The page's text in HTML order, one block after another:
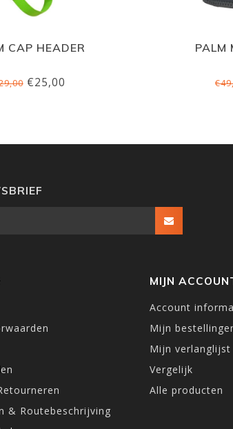
CAP HEADER
€25,00
PALM
& Routebeschrijving
MIJN
Account
Mijn
Mijn verlanglijst
Vergelijk
Alle producten